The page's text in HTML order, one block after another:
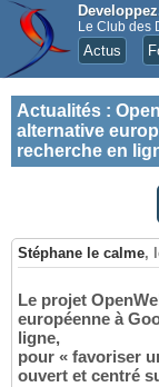
Le Club des
Actus
Actualités :
alternative
recherche en
Stéphane le calme,
Le projet
européenne à
ligne,
pour « favoriser
ouvert et centré